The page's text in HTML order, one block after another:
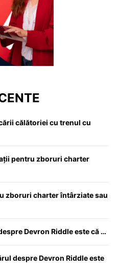
călătoriei cu trenul cu
pentru zboruri charter
zboruri charter întârziate sau
Devron Riddle este că …
despre Devron Riddle este